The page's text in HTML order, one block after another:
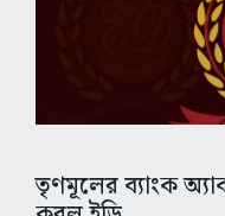
তৃণমূলের ব্যাংক